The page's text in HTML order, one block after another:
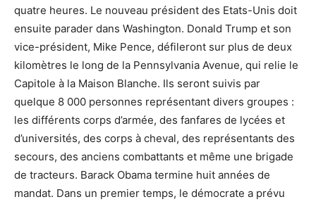
quatre heures. Le nouveau président des Etats-Unis doit
ensuite parader dans Washington. Donald Trump et son
vice-président, Mike Pence, défileront sur plus de deux
kilomètres le long de la Pennsylvania Avenue, qui relie le
Capitole à la Maison Blanche. Ils seront suivis par
quelque 8 000 personnes représentant divers groupes :
les différents corps d’armée, des fanfares de lycées et
d’universités, des corps à cheval, des représentants des
secours, des anciens combattants et même une brigade
de tracteurs. Barack Obama termine huit années de
mandat. Dans un premier temps, le démocrate a prévu